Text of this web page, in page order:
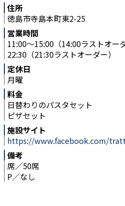
住所
徳島市寺島本町東2-25
営業時間
11:00～15:00（14:00ラストオー
22:30（21:30ラストオーダー）
定休日
月曜
料金
日替わりのパスタセット
ピザセット
施設サイト
https://www.facebook.com/
備考
席／50席
P／なし